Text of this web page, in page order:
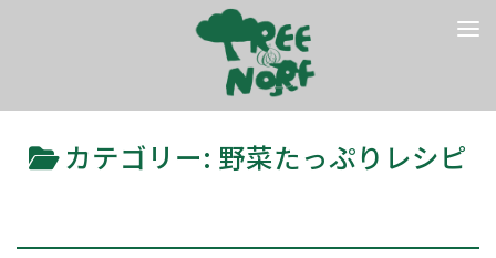
コンテンツへスキップ
カテゴリー: 野菜たっぷりレシピ